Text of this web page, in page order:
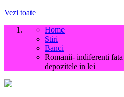
Vezi toate
Home
Stiri
Banci
Romanii- indiferenti
depozitele in lei